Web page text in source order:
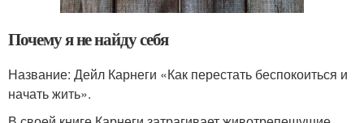
Почему я не найду себя
Название: Дейл Карнеги «Как перестать беспокоиться и
начать жить».